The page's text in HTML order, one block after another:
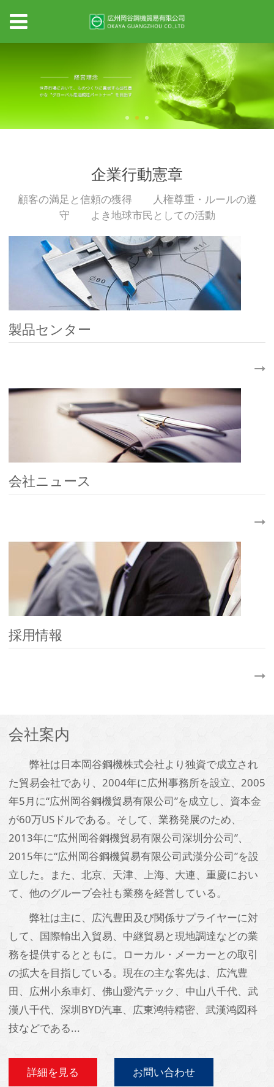
企業行動憲章
顧客の満足と信頼の獲得 人権尊重・ルールの遵
守 よき地球市民としての活動
製品センター
会社ニュース
採用情報
会社案内
弊社は日本岡谷鋼機株式会社より独資で成立され
た貿易会社であり、2004年に広州事務所を設立、2005
年5月に“広州岡谷鋼機貿易有限公司”を成立し、資本金
が60万USドルである。そして、業務発展のため、
2013年に“広州岡谷鋼機貿易有限公司深圳分公司”、
2015年に“広州岡谷鋼機貿易有限公司武漢分公司”を設
立した。また、北京、天津、上海、大連、重慶におい
て、他のグループ会社も業務を経営している。
弊社は主に、広汽豊田及び関係サプライヤーに対
して、国際輸出入貿易、中継貿易と現地調達などの業
務を提供するとともに。ローカル・メーカーとの取引
の拡大を目指している。現在の主な客先は、広汽豊
田、広州小糸車灯、佛山愛汽テック、中山八千代、武
漢八千代、深圳BYD汽車、広東鸿特精密、武漢鸿図科
技などである...
詳細を見る お問い合わせ